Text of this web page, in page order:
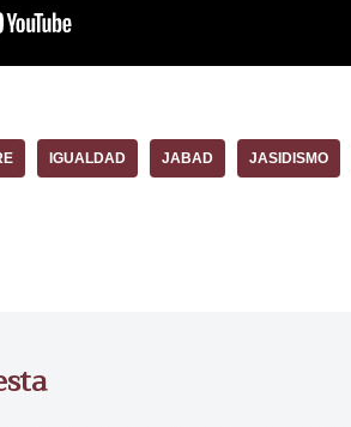
IGUALDAD JABAD JASIDISMO